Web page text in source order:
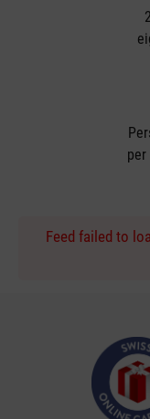
per
Feed failed to